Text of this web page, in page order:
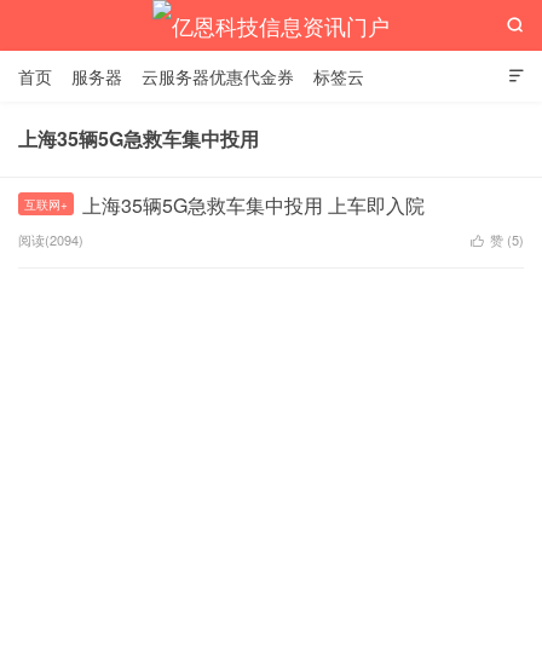
亿恩科技信息资讯门户

首页 服务器 云服务器优惠代金券 标签云

上海35辆5G急救车集中投用
互联网+ 上海35辆5G急救车集中投用 上车即入院
阅读(2094)  赞 (5)